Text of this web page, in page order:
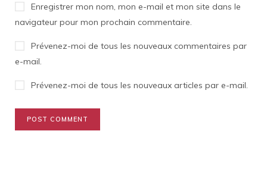
Enregistrer mon nom, mon e-mail et mon site dans le
navigateur pour mon prochain commentaire.
Prévenez-moi de tous les nouveaux commentaires par
e-mail.
Prévenez-moi de tous les nouveaux articles par e-mail.